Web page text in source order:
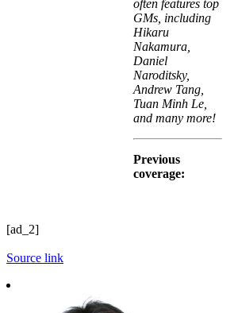
often features top
GMs, including
Hikaru
Nakamura,
Daniel
Naroditsky,
Andrew Tang,
Tuan Minh Le,
and many more!
Previous
coverage:
[ad_2]
Source link